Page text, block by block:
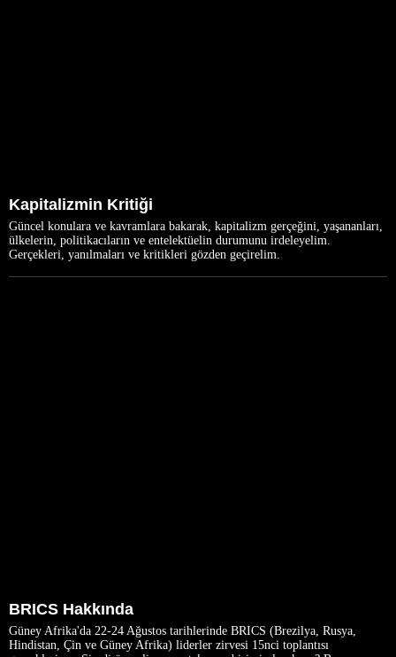
Kapitalizmin Kritiği
Güncel konulara ve kavramlara bakarak, kapitalizm gerçeğini, yaşananları,
ülkelerin, politikacıların ve entelektüelin durumunu irdeleyelim.
Gerçekleri, yanılmaları ve kritikleri gözden geçirelim.
BRICS Hakkında
Güney Afrika'da 22-24 Ağustos tarihlerinde BRICS (Brezilya, Rusya,
Hindistan, Çin ve Güney Afrika) liderler zirvesi 15nci toplantısı